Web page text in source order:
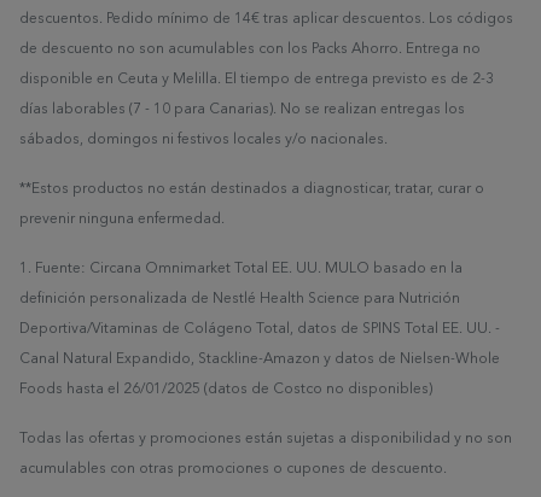
descuentos. Pedido mínimo de 14€ tras aplicar descuentos. Los códigos
de descuento no son acumulables con los Packs Ahorro. Entrega no
disponible en Ceuta y Melilla. El tiempo de entrega previsto es de 2-3
días laborables (7 - 10 para Canarias). No se realizan entregas los
sábados, domingos ni festivos locales y/o nacionales.
**Estos productos no están destinados a diagnosticar, tratar, curar o
prevenir ninguna enfermedad.
1. Fuente: Circana Omnimarket Total EE. UU. MULO basado en la
definición personalizada de Nestlé Health Science para Nutrición
Deportiva/Vitaminas de Colágeno Total, datos de SPINS Total EE. UU. -
Canal Natural Expandido, Stackline-Amazon y datos de Nielsen-Whole
Foods hasta el 26/01/2025 (datos de Costco no disponibles)
Todas las ofertas y promociones están sujetas a disponibilidad y no son
acumulables con otras promociones o cupones de descuento.